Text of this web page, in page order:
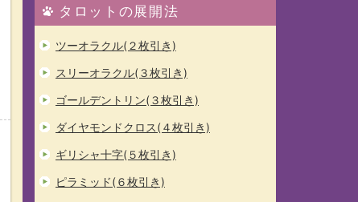
タロットの展開法
ツーオラクル(２枚引き)
スリーオラクル(３枚引き)
ゴールデントリン(３枚引き)
ダイヤモンドクロス(４枚引き)
ギリシャ十字(５枚引き)
ピラミッド(６枚引き)